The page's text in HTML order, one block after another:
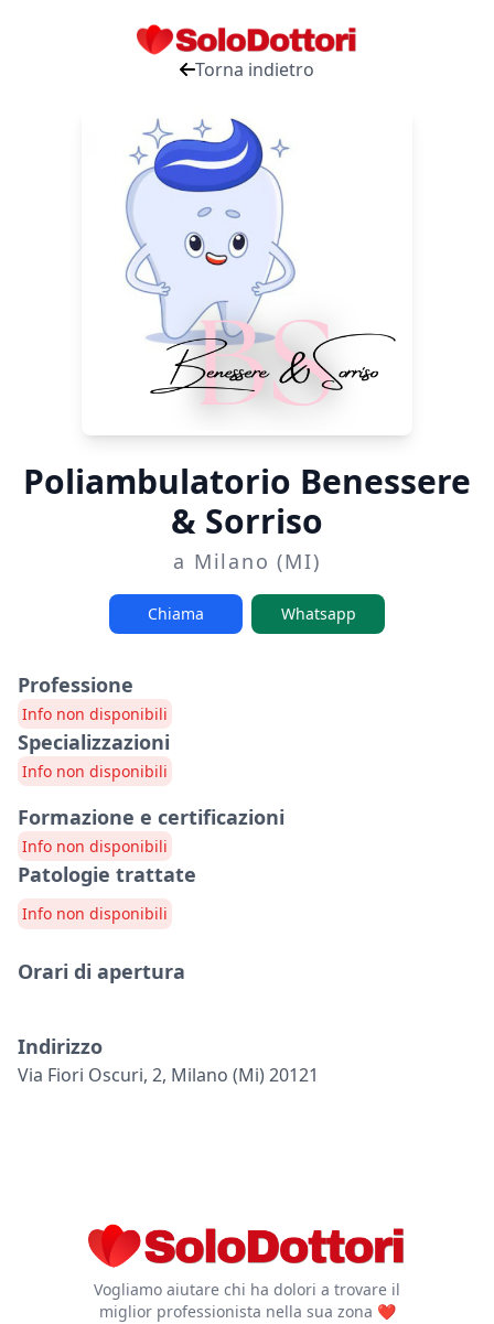
Torna indietro
Poliambulatorio Benessere
& Sorriso
a Milano (MI)
Chiama Whatsapp
Professione
Info non disponibili
Specializzazioni
Info non disponibili
Formazione e certificazioni
Info non disponibili
Patologie trattate
Info non disponibili
Orari di apertura
Indirizzo
Via Fiori Oscuri, 2, Milano (mi) 20121
Vogliamo aiutare chi ha dolori a trovare il
miglior professionista nella sua zona ❤️